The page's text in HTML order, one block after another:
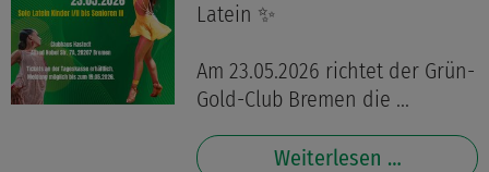
Latein ✨
Am 23.05.2026 richtet der Grün-
Gold-Club Bremen die ...
Weiterlesen …